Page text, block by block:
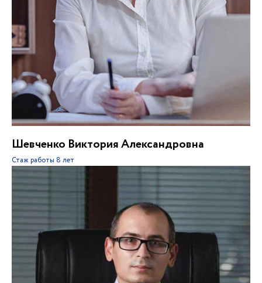
Шевченко Виктория Александровна
Стаж работы 8 лет